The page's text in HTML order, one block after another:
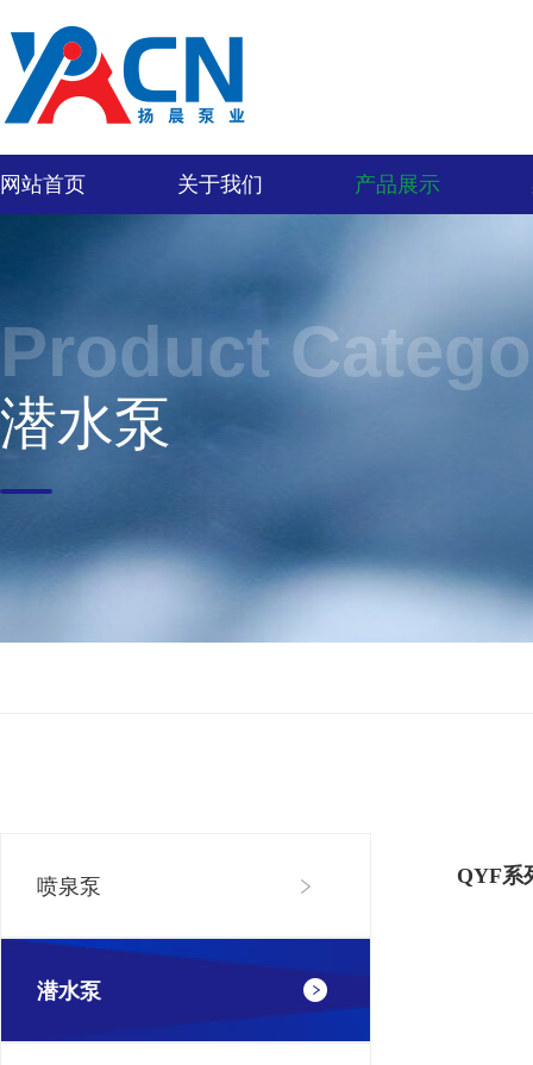
网站首页 关于我们 产品展示
Product
潜水泵
喷泉泵
潜水泵
QYF系